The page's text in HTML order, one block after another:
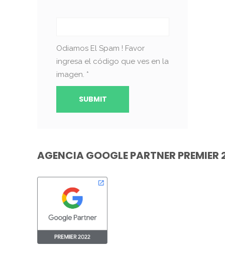
Odiamos El Spam ! Favor
ingresa el código que ves en la
imagen. *
AGENCIA GOOGLE PARTNER PREMIER